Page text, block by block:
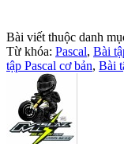
Bài viết thuộc danh
Từ khóa: Pascal, Bài
tập Pascal cơ bản, Bài